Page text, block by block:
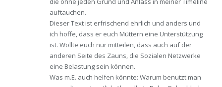
auftauchen.
Dieser Text ist erfrischend ehrlich und anders und
ich hoffe, dass er euch Müttern eine Unterstützung
ist. Wollte euch nur mitteilen, dass auch auf der
anderen Seite des Zauns, die Sozialen Netzwerke
eine Belastung sein können.
Was m.E. auch helfen könnte: Warum benutzt man